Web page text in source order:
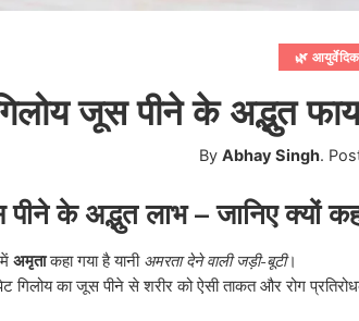
🌿
जूस पीने के अद्भुत
By Abhay Singh.
के अद्भुत लाभ – जानिए क्यों
अमृताकहा गया है यानी अमरता देने वाली जड़ी-बूटी।
का जूस पीने से शरीर को ऐसी ताकत और रोग प्रतिरोधक